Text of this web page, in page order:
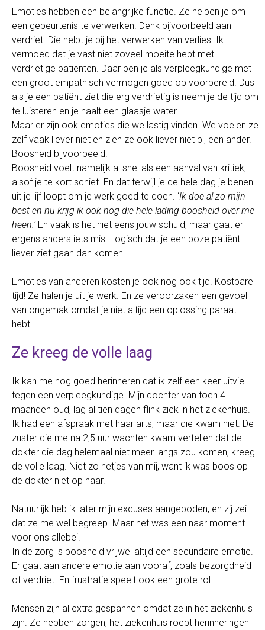
Emoties hebben een belangrijke functie. Ze helpen je om
een gebeurtenis te verwerken. Denk bijvoorbeeld aan
verdriet. Die helpt je bij het verwerken van verlies. Ik
vermoed dat je vast niet zoveel moeite hebt met
verdrietige patienten. Daar ben je als verpleegkundige met
een groot empathisch vermogen goed op voorbereid. Dus
als je een patiënt ziet die erg verdrietig is neem je de tijd om
te luisteren en je haalt een glaasje water.
Maar er zijn ook emoties die we lastig vinden. We voelen ze
zelf vaak liever niet en zien ze ook liever niet bij een ander.
Boosheid bijvoorbeeld.
Boosheid voelt namelijk al snel als een aanval van kritiek,
alsof je te kort schiet. En dat terwijl je de hele dag je benen
uit je lijf loopt om je werk goed te doen. ‘Ik doe al zo mijn
best en nu krijg ik ook nog die hele lading boosheid over me
heen.’En vaak is het niet eens jouw schuld, maar gaat er
ergens anders iets mis. Logisch dat je een boze patiënt
liever ziet gaan dan komen.
Emoties van anderen kosten je ook nog ook tijd. Kostbare
tijd! Ze halen je uit je werk. En ze veroorzaken een gevoel
van ongemak omdat je niet altijd een oplossing paraat
hebt.
Ze kreeg de volle laag
Ik kan me nog goed herinneren dat ik zelf een keer uitviel
tegen een verpleegkundige. Mijn dochter van toen 4
maanden oud, lag al tien dagen flink ziek in het ziekenhuis.
Ik had een afspraak met haar arts, maar die kwam niet. De
zuster die me na 2,5 uur wachten kwam vertellen dat de
dokter die dag helemaal niet meer langs zou komen, kreeg
de volle laag. Niet zo netjes van mij, want ik was boos op
de dokter niet op haar.
Natuurlijk heb ik later mijn excuses aangeboden, en zij zei
dat ze me wel begreep. Maar het was een naar moment…
voor ons allebei.
In de zorg is boosheid vrijwel altijd een secundaire emotie.
Er gaat aan andere emotie aan vooraf, zoals bezorgdheid
of verdriet. En frustratie speelt ook een grote rol.
Mensen zijn al extra gespannen omdat ze in het ziekenhuis
zijn. Ze hebben zorgen, het ziekenhuis roept herinneringen